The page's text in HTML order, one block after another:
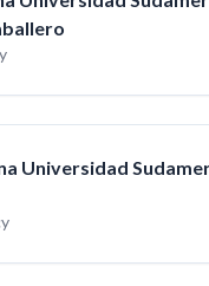
Universidad